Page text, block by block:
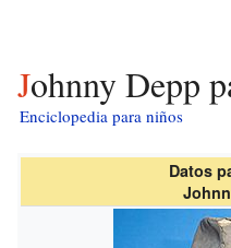
Johnny Depp
Enciclopedia para niños
Datos